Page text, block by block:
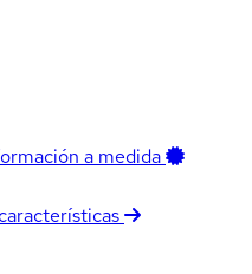
a medida